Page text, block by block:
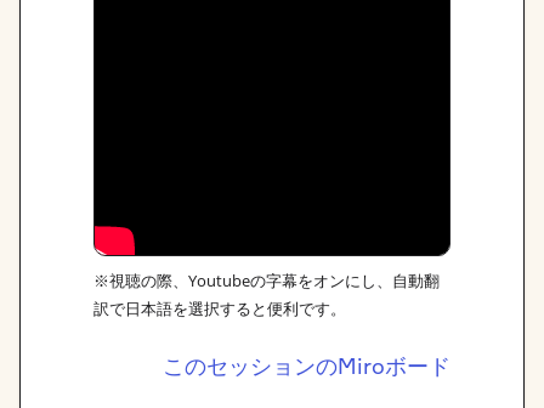
※視聴の際、Youtubeの字幕をオンにし、自動翻
訳で日本語を選択すると便利です。
このセッションのMiroボード